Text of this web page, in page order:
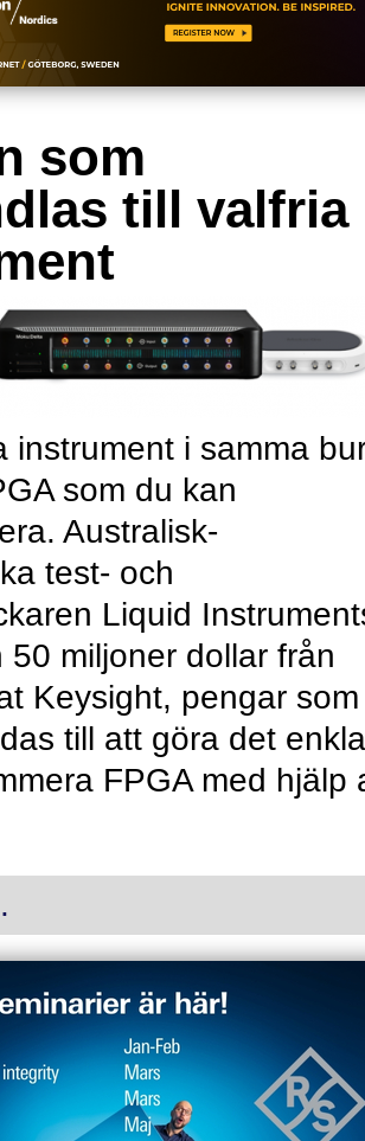
som
till valfria
instrument i samma
som du kan
Australisk-
test- och
Liquid
50 miljoner dollar från
Keysight, pengar som
till att göra det
FPGA med hjälp